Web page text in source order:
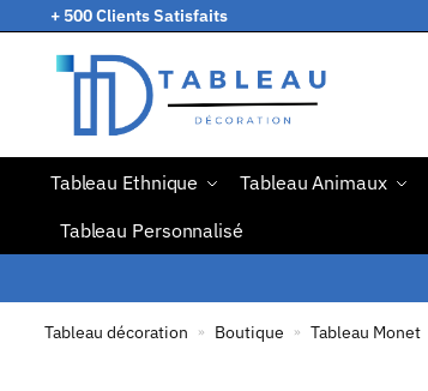
+ 500 Clients Satisfaits
Tableau Ethnique Tableau Animaux
Tableau Personnalisé
Tableau décoration » Boutique » Tableau Monet